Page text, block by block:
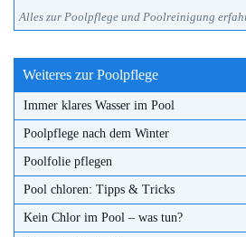
Alles zur Poolpflege und Poolreinigung
Weiteres zur Poolpflege
Immer klares Wasser im Pool
Poolpflege nach dem Winter
Poolfolie pflegen
Pool chloren: Tipps & Tricks
Kein Chlor im Pool – was tun?